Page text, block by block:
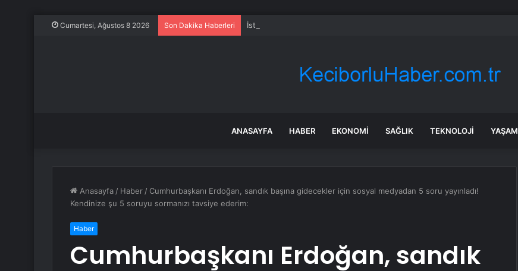
Cumartesi, Ağustos 8 2026 Son Dakika Haberleri İstanbul’da 128 yeni noktaya daha EDS geliyor
ANASAYFA HABER EKONOMI SAĞLIK TEKNOLOJI YAŞAM
Anasayfa / Haber / Cumhurbaşkanı Erdoğan, sandık başına gidecekler için sosyal medyadan 5 soru yayınladı!
Kendinize şu 5 soruyu sormanızı tavsiye ederim:
Haber
Cumhurbaşkanı Erdoğan, sandık